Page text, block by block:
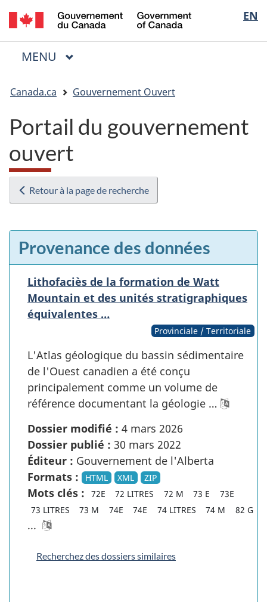
Passer
au
contenu
Passer
à
« Au
Passer
à
la
EN
of
Menu
MENU PRINCIPAL
êtes
ici
Canada.ca Gouvernement Ouvert
Portail du gouvernement
ouvert
Retour à la page de recherche
Provenance des données
Lithofaciès de la formation de Watt
Mountain et des unités stratigraphiques
équivalentes …
Provinciale / Territoriale
L'Atlas géologique du bassin sédimentaire
de l'Ouest canadien a été conçu
principalement comme un volume de
référence documentant la géologie …
Dossier modifié : 4 mars 2026
Dossier publié : 30 mars 2022
Éditeur : Gouvernement de l'Alberta
Formats :
HTML XML ZIP
Mots clés : 72E 72 LITRES 72 M 73 E
73E
73 LITRES
73 M 74E 74E 74 LITRES 74 M 82 G
...
Recherchez des dossiers similaires